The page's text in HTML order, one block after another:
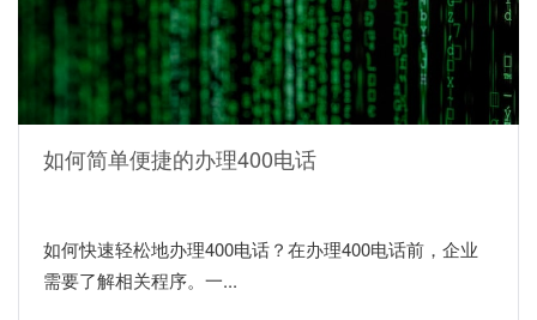
如何简单便捷的办理400电话
如何快速轻松地办理400电话？在办理400电话前，企业
需要了解相关程序。一...